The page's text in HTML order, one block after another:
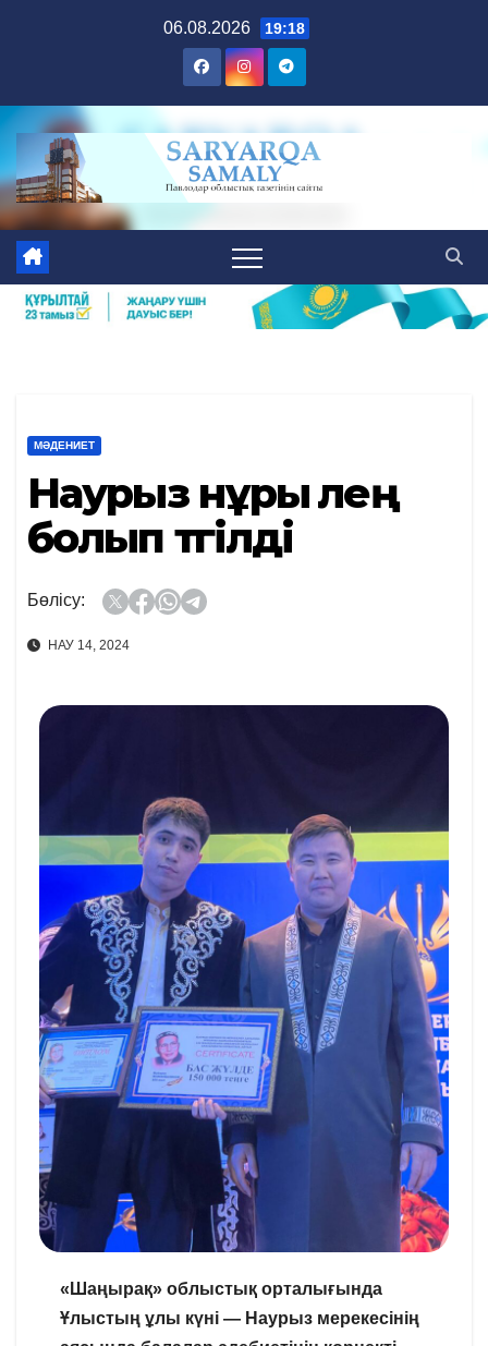
06.08.2026 19:18
МӘДЕНИЕТ
Наурыз нұры өлең
болып төгілді
Бөлісу:
НАУ 14, 2024
«Шаңырақ» облыстық орталығында
Ұлыстың ұлы күні — Наурыз мерекесінің